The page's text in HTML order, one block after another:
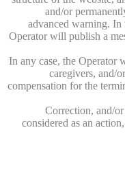
and/or
advanced warning. In
Operator will publish a
In any case, the Operator
caregivers, and/
compensation for the
Correction, and/
considered as an